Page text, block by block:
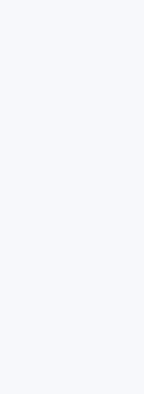
Nannu
Sathyadevudaa
Yesayya
Lyrics